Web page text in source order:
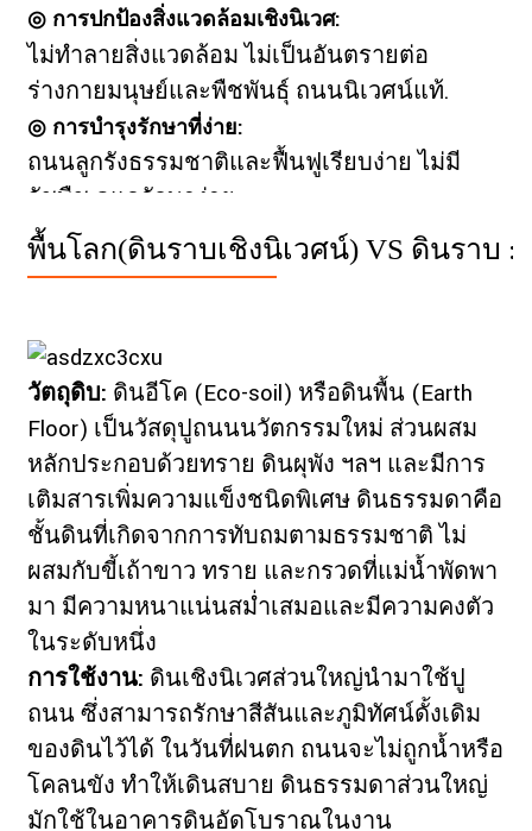
◎ การปกป้องสิ่งแวดล้อมเชิงนิเวศ:
ไม่ทำลายสิ่งแวดล้อม ไม่เป็นอันตรายต่อ
ร่างกายมนุษย์และพืชพันธุ์ ถนนนิเวศน์แท้.
◎ การบำรุงรักษาที่ง่าย:
ถนนลูกรังธรรมชาติและฟื้นฟูเรียบง่าย ไม่มี
วัชพืช ดูแลรักษาง่าย
พื้นโลก(ดินราบเชิงนิเวศน์) VS ดินราบ :
วัตถุดิบ: ดินอีโค (Eco-soil) หรือดินพื้น (Earth
Floor) เป็นวัสดุปูถนนนวัตกรรมใหม่ ส่วนผสม
หลักประกอบด้วยทราย ดินผุพัง ฯลฯ และมีการ
เติมสารเพิ่มความแข็งชนิดพิเศษ ดินธรรมดาคือ
ชั้นดินที่เกิดจากการทับถมตามธรรมชาติ ไม่
ผสมกับขี้เถ้าขาว ทราย และกรวดที่แม่น้ำพัดพา
มา มีความหนาแน่นสม่ำเสมอและมีความคงตัว
ในระดับหนึ่ง
การใช้งาน: ดินเชิงนิเวศส่วนใหญ่นำมาใช้ปู
ถนน ซึ่งสามารถรักษาสีสันและภูมิทัศน์ดั้งเดิม
ของดินไว้ได้ ในวันที่ฝนตก ถนนจะไม่ถูกน้ำหรือ
โคลนขัง ทำให้เดินสบาย ดินธรรมดาส่วนใหญ่
มักใช้ในอาคารดินอัดโบราณในงาน